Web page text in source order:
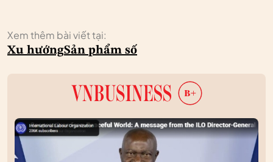
Xem thêm bài viết tại:
Xu hướngSản phẩm số